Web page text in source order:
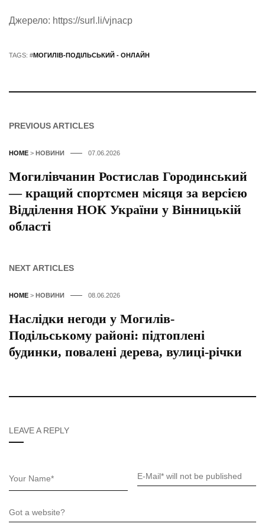
Джерело: https://surl.li/vjnacp
TAGS: #МОГИЛІВ-ПОДІЛЬСЬКИЙ - ОНЛАЙН
PREVIOUS ARTICLES
HOME > НОВИНИ 07.06.2026
Могилівчанин Ростислав Городинський
— кращий спортсмен місяця за версією
Відділення НОК України у Вінницькій
області
NEXT ARTICLES
HOME > НОВИНИ 08.06.2026
Наслідки негоди у Могилів-
Подільському районі: підтоплені
будинки, повалені дерева, вулиці-річки
LEAVE A REPLY